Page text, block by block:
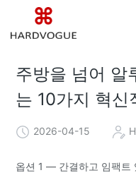
주방을 넘어 알
는 10가지 혁신
2026-04-15
옵션 1 — 간결하고 임팩트